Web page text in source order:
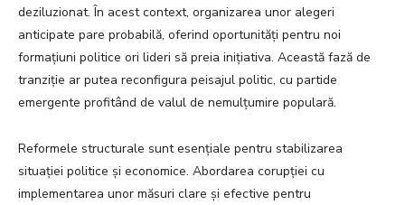
deziluzionat. În acest context, organizarea unor alegeri
anticipate pare probabilă, oferind oportunități pentru noi
formațiuni politice ori lideri să preia inițiativa. Această fază de
tranziție ar putea reconfigura peisajul politic, cu partide
emergente profitând de valul de nemulțumire populară.
Reformele structurale sunt esențiale pentru stabilizarea
situației politice și economice. Abordarea corupției cu
implementarea unor măsuri clare și efective pentru